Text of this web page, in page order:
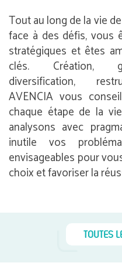
Tout au long de la vie
face à des défis, vous
stratégiques et êtes
clés. Création,
diversification,
AVENCIA vous
chaque étape de la
analysons avec
inutile vos
envisageables pour
choix et favoriser la
TOUTES